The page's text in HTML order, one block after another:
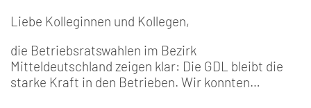
Liebe Kolleginnen und Kollegen,
die Betriebsratswahlen im Bezirk
Mitteldeutschland zeigen klar: Die GDL bleibt die
starke Kraft in den Betrieben. Wir konnten…